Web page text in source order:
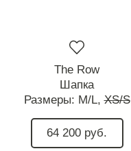
The Row
Шапка
Размеры: M/L, XS/S
64 200 руб.